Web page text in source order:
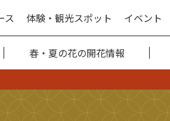
ス 体験・観光スポット イベント
春・夏の花の開花情報